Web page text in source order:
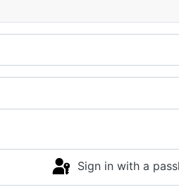
Sign in with a